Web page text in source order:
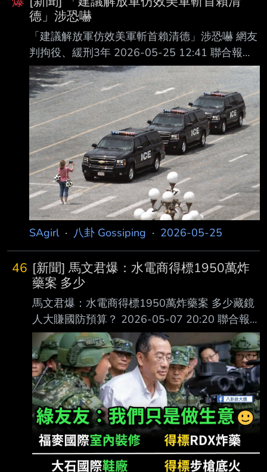
德」涉恐嚇
「建議解放軍仿效美軍斬首賴清德」涉恐嚇 網友
判拘役、緩刑3年 2026-05-25 12:41 聯合報／
記者蕭雅娟／台北即時報 許姓男子在PTT批踢踢
實業坊網站發表建議「建議解放軍仿效美軍斬首
賴清德」遭依恐嚇 危害安全罪嫌送辦。新北地方
法院審酌，許男犯行面臨的短期自由刑約束效果
不大，評估 後給予緩刑，依恐嚇危害安全罪，判
處拘役50日可易科罰金，緩刑3年，接受法治教
育6小 時。 許男今年1月3日在住家上網用利用暱
稱「DameLillard」在PTT批踢踢實業坊網站發
表，「 挖靠我聽說解放軍實力勘比美軍建議
SAgirl· 八卦 Gossiping · 2026-05-25
46 [新聞] 馬文君爆：水電商得標1950萬炸
藥案 多少
馬文君爆：水電商得標1950萬炸藥案 多少藏鏡
人大賺國防預算？ 2026-05-07 20:20 聯合報
／ 記者李人岳／台北即時報導 國民黨立委馬文
君表示，軍備局生產製造中心日前開出標案，對
外採購3000公斤的「硝基 胍」，根據招標清
單，這批化學品純度要求高達99% 以上，是製
造國軍M41、CM11勇虎戰 車主砲M30發射藥的
核心成分，具備高度機敏性與危險性。此案預算
金額高達1950萬元， 由「紘緯科技股份有限公
司」得標。 馬文君在列書貼文表示，其中這批
純度99%的軍事炸藥共採購3000公斤、採購金